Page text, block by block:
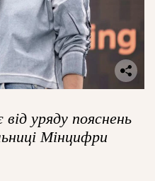
уряду пояснень
Мінцифри